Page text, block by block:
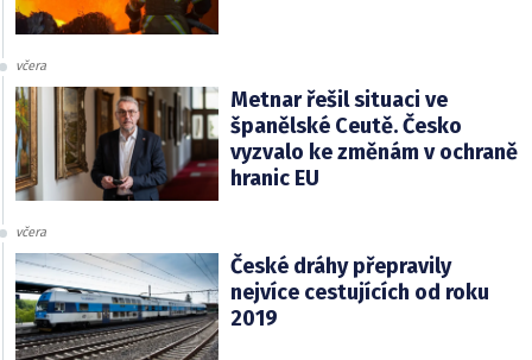
včera
Metnar řešil situaci ve
španělské Ceutě. Česko
vyzvalo ke změnám v ochraně
hranic EU
včera
České dráhy přepravily
nejvíce cestujících od roku
2019